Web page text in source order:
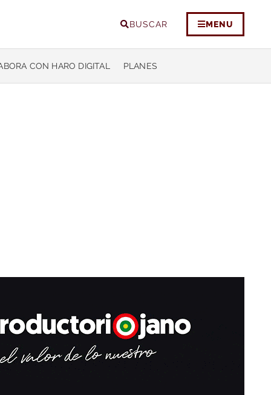
BUSCAR MENU
CON HARO DIGITAL PLANES